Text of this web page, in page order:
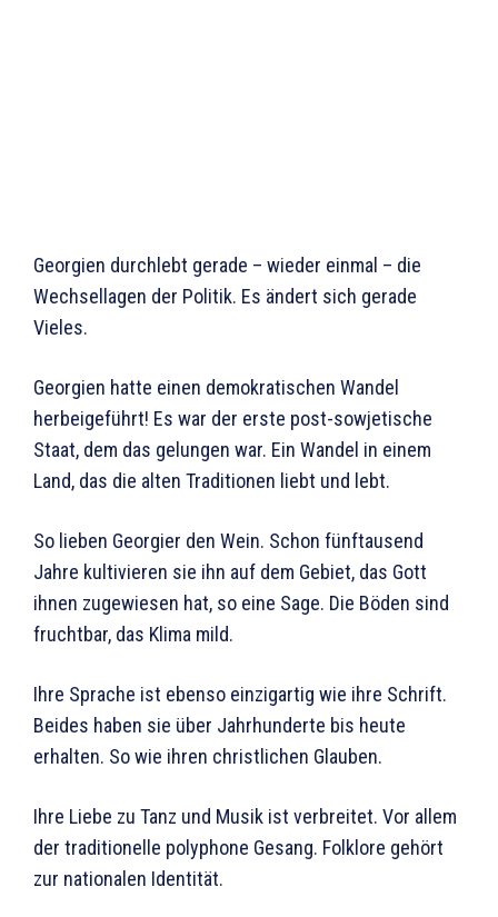
Georgien durchlebt gerade – wieder einmal – die
Wechsellagen der Politik. Es ändert sich gerade
Vieles.
Georgien hatte einen demokratischen Wandel
herbeigeführt! Es war der erste post-sowjetische
Staat, dem das gelungen war. Ein Wandel in einem
Land, das die alten Traditionen liebt und lebt.
So lieben Georgier den Wein. Schon fünftausend
Jahre kultivieren sie ihn auf dem Gebiet, das Gott
ihnen zugewiesen hat, so eine Sage. Die Böden sind
fruchtbar, das Klima mild.
Ihre Sprache ist ebenso einzigartig wie ihre Schrift.
Beides haben sie über Jahrhunderte bis heute
erhalten. So wie ihren christlichen Glauben.
Ihre Liebe zu Tanz und Musik ist verbreitet. Vor allem
der traditionelle polyphone Gesang. Folklore gehört
zur nationalen Identität.